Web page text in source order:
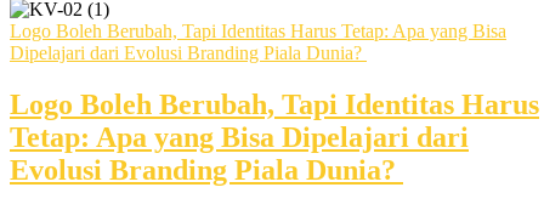
Logo Boleh Berubah, Tapi Identitas Harus Tetap: Apa yang Bisa
Dipelajari dari Evolusi Branding Piala Dunia?
Logo Boleh Berubah, Tapi Identitas Harus
Tetap: Apa yang Bisa Dipelajari dari
Evolusi Branding Piala Dunia?